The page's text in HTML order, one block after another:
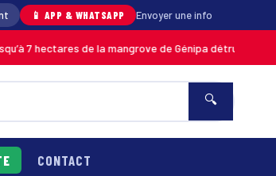
📱 APP & WHATSAPP Envoyer une info
de la mangrove de Génipa détruits, le feu désormais
🔍
CONTACT